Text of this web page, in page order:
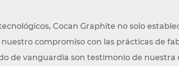
Cocan Graphite no solo
compromiso con las prácticas de
de vanguardia son testimonio de